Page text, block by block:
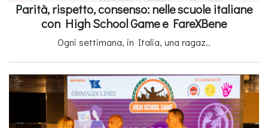
Parità, rispetto, consenso: nelle scuole italiane
con High School Game e FareXBene
Ogni settimana, in Italia, una ragaz..